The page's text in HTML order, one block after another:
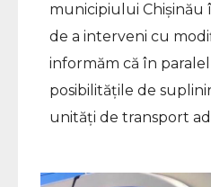
municipiului Chișinău
de a interveni cu
informăm că în paralel
posibilitățile de
unități de transport